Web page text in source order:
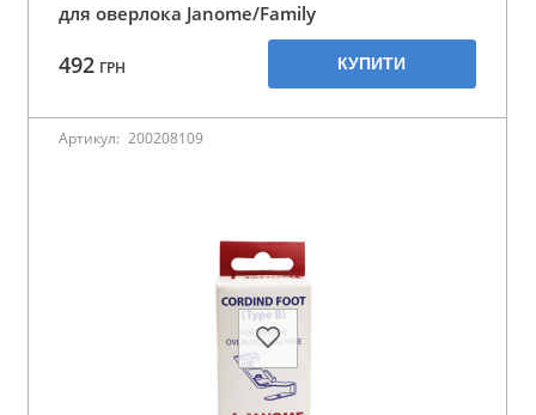
для оверлока Janome/Family
492 ГРН КУПИТИ
Артикул: 200208109